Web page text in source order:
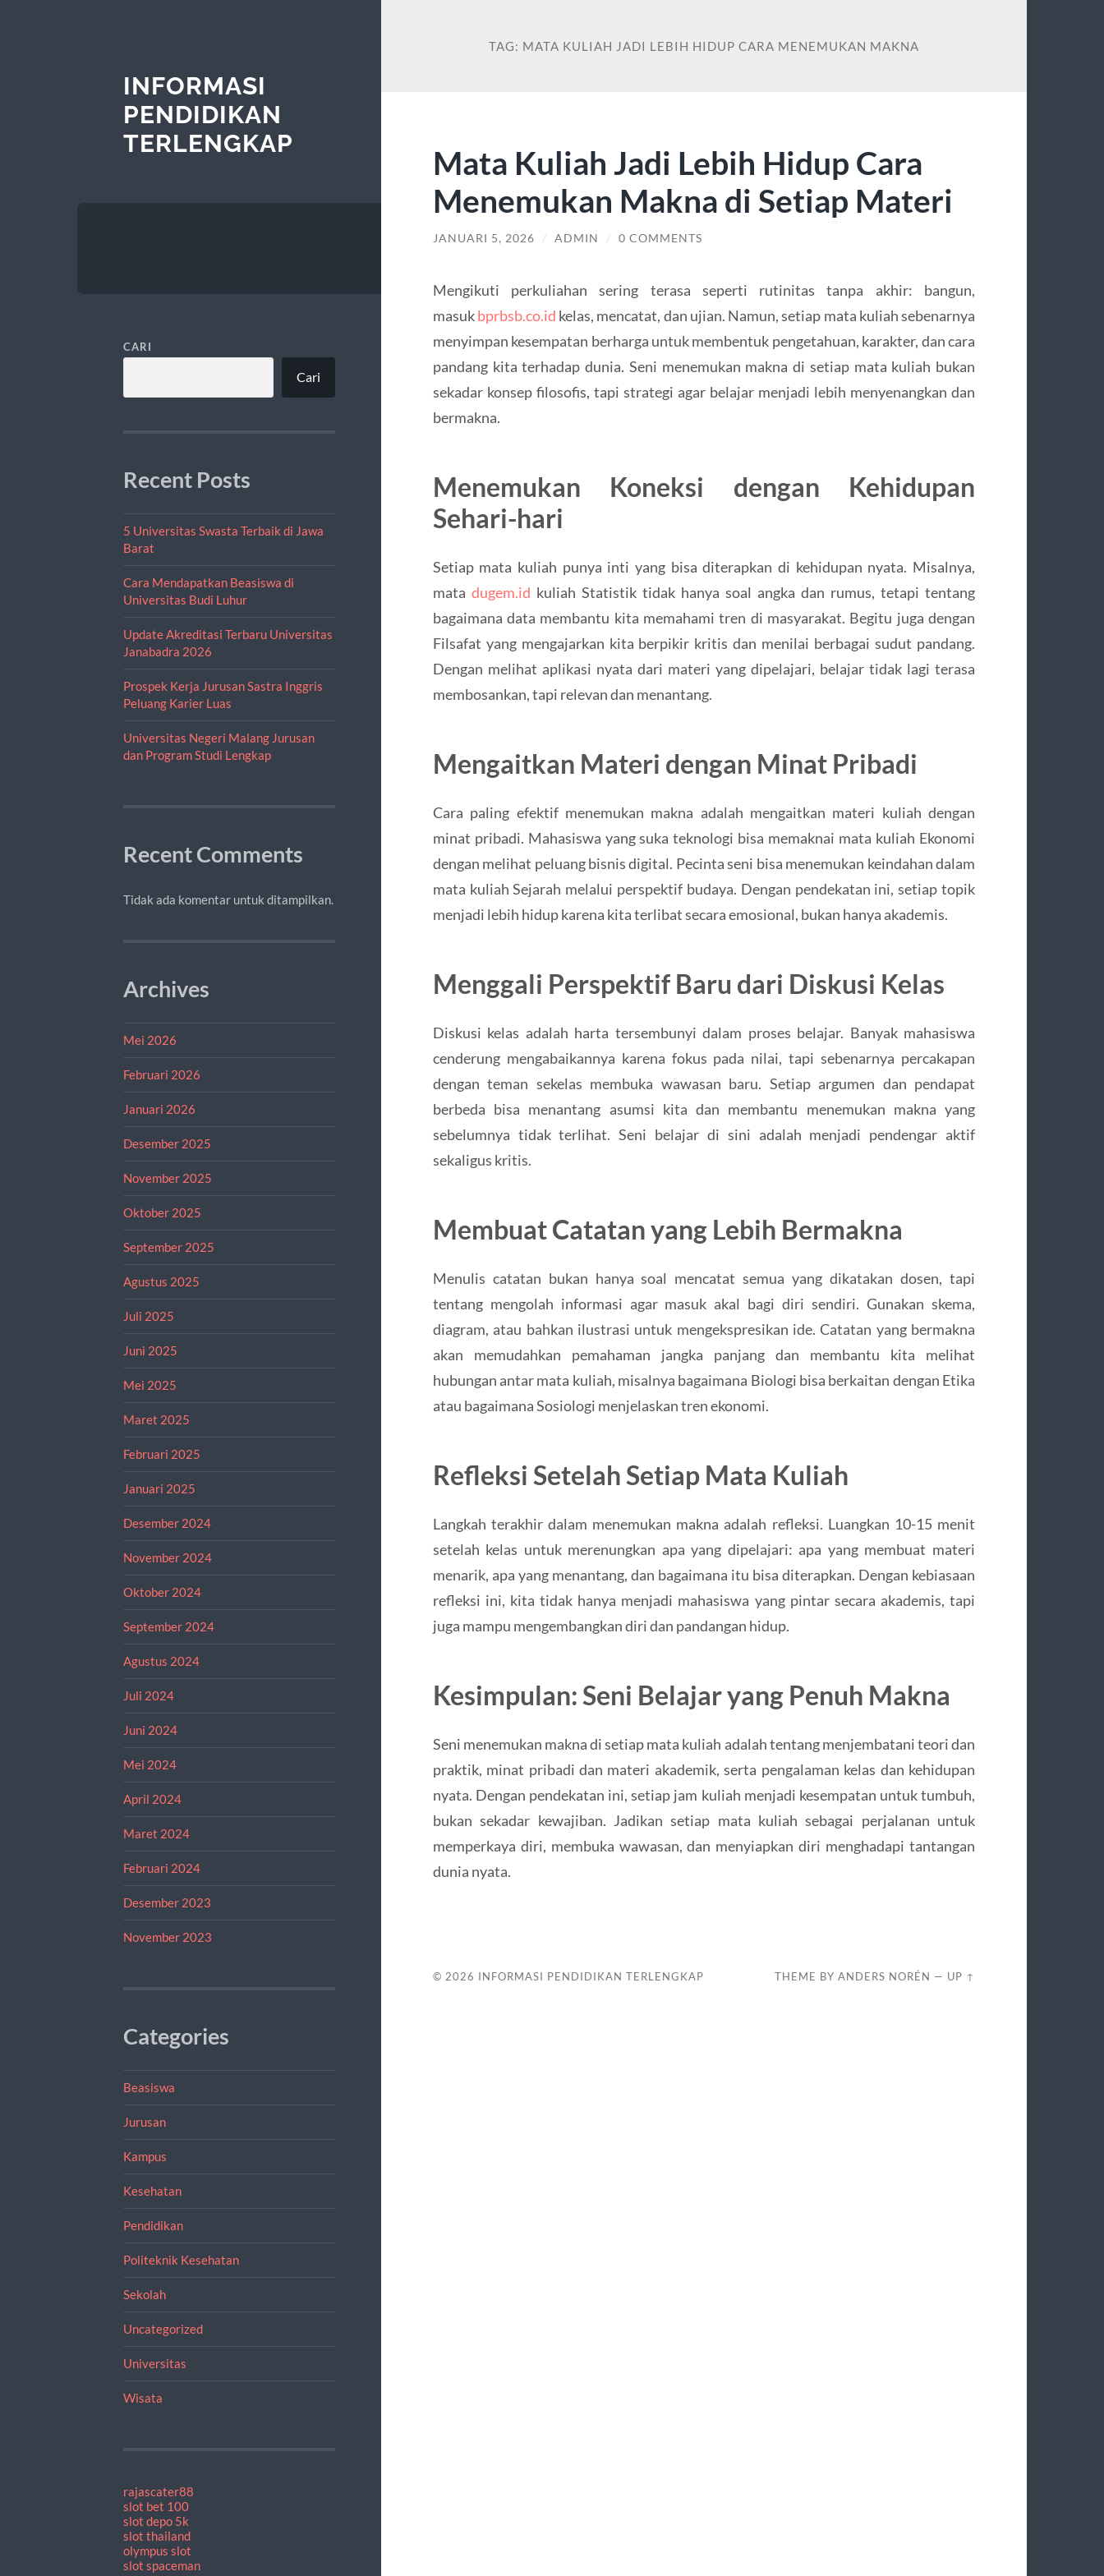
INFORMASI
PENDIDIKAN
TERLENGKAP
CARI
Cari
Recent Posts
5 Universitas Swasta Terbaik di Jawa
Barat
Cara Mendapatkan Beasiswa di
Universitas Budi Luhur
Update Akreditasi Terbaru Universitas
Janabadra 2026
Prospek Kerja Jurusan Sastra Inggris
Peluang Karier Luas
Universitas Negeri Malang Jurusan
dan Program Studi Lengkap
Recent Comments
Tidak ada komentar untuk ditampilkan.
Archives
Mei 2026
Februari 2026
Januari 2026
Desember 2025
November 2025
Oktober 2025
September 2025
Agustus 2025
Juli 2025
Juni 2025
Mei 2025
Maret 2025
Februari 2025
Januari 2025
Desember 2024
November 2024
Oktober 2024
September 2024
Agustus 2024
Juli 2024
Juni 2024
Mei 2024
April 2024
Maret 2024
Februari 2024
Desember 2023
November 2023
Categories
Beasiswa
Jurusan
Kampus
Kesehatan
Pendidikan
Politeknik Kesehatan
Sekolah
Uncategorized
Universitas
Wisata
rajascater88
slot bet 100
slot depo 5k
slot thailand
olympus slot
slot spaceman
TAG: MATA KULIAH JADI LEBIH HIDUP CARA MENEMUKAN MAKNA
Mata Kuliah Jadi Lebih Hidup Cara
Menemukan Makna di Setiap Materi
JANUARI 5, 2026 / ADMIN / 0 COMMENTS
Mengikuti perkuliahan sering terasa seperti rutinitas tanpa akhir: bangun,
masukbprbsb.co.id kelas, mencatat, dan ujian. Namun, setiap mata kuliah sebenarnya
menyimpan kesempatan berharga untuk membentuk pengetahuan, karakter, dan cara
pandang kita terhadap dunia. Seni menemukan makna di setiap mata kuliah bukan
sekadar konsep filosofis, tapi strategi agar belajar menjadi lebih menyenangkan dan
bermakna.
Menemukan Koneksi dengan Kehidupan
Sehari-hari
Setiap mata kuliah punya inti yang bisa diterapkan di kehidupan nyata. Misalnya,
mata dugem.id kuliah Statistik tidak hanya soal angka dan rumus, tetapi tentang
bagaimana data membantu kita memahami tren di masyarakat. Begitu juga dengan
Filsafat yang mengajarkan kita berpikir kritis dan menilai berbagai sudut pandang.
Dengan melihat aplikasi nyata dari materi yang dipelajari, belajar tidak lagi terasa
membosankan, tapi relevan dan menantang.
Mengaitkan Materi dengan Minat Pribadi
Cara paling efektif menemukan makna adalah mengaitkan materi kuliah dengan
minat pribadi. Mahasiswa yang suka teknologi bisa memaknai mata kuliah Ekonomi
dengan melihat peluang bisnis digital. Pecinta seni bisa menemukan keindahan dalam
mata kuliah Sejarah melalui perspektif budaya. Dengan pendekatan ini, setiap topik
menjadi lebih hidup karena kita terlibat secara emosional, bukan hanya akademis.
Menggali Perspektif Baru dari Diskusi Kelas
Diskusi kelas adalah harta tersembunyi dalam proses belajar. Banyak mahasiswa
cenderung mengabaikannya karena fokus pada nilai, tapi sebenarnya percakapan
dengan teman sekelas membuka wawasan baru. Setiap argumen dan pendapat
berbeda bisa menantang asumsi kita dan membantu menemukan makna yang
sebelumnya tidak terlihat. Seni belajar di sini adalah menjadi pendengar aktif
sekaligus kritis.
Membuat Catatan yang Lebih Bermakna
Menulis catatan bukan hanya soal mencatat semua yang dikatakan dosen, tapi
tentang mengolah informasi agar masuk akal bagi diri sendiri. Gunakan skema,
diagram, atau bahkan ilustrasi untuk mengekspresikan ide. Catatan yang bermakna
akan memudahkan pemahaman jangka panjang dan membantu kita melihat
hubungan antar mata kuliah, misalnya bagaimana Biologi bisa berkaitan dengan Etika
atau bagaimana Sosiologi menjelaskan tren ekonomi.
Refleksi Setelah Setiap Mata Kuliah
Langkah terakhir dalam menemukan makna adalah refleksi. Luangkan 10-15 menit
setelah kelas untuk merenungkan apa yang dipelajari: apa yang membuat materi
menarik, apa yang menantang, dan bagaimana itu bisa diterapkan. Dengan kebiasaan
refleksi ini, kita tidak hanya menjadi mahasiswa yang pintar secara akademis, tapi
juga mampu mengembangkan diri dan pandangan hidup.
Kesimpulan: Seni Belajar yang Penuh Makna
Seni menemukan makna di setiap mata kuliah adalah tentang menjembatani teori dan
praktik, minat pribadi dan materi akademik, serta pengalaman kelas dan kehidupan
nyata. Dengan pendekatan ini, setiap jam kuliah menjadi kesempatan untuk tumbuh,
bukan sekadar kewajiban. Jadikan setiap mata kuliah sebagai perjalanan untuk
memperkaya diri, membuka wawasan, dan menyiapkan diri menghadapi tantangan
dunia nyata.
© 2026 INFORMASI PENDIDIKAN TERLENGKAP THEME BYANDERS NORÉN — UP ↑